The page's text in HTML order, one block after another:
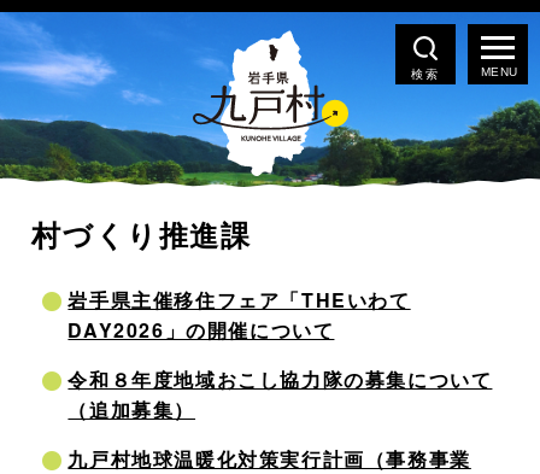
検索
村づくり推進課
岩手県主催移住フェア「THEいわて
DAY2026」の開催について
令和８年度地域おこし協力隊の募集について
（追加募集）
九戸村地球温暖化対策実行計画（事務事業